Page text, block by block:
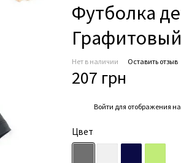
Футболка
Графитовый
Нет в наличии Оставить отзыв
207 грн
Войти для отображения
Цвет